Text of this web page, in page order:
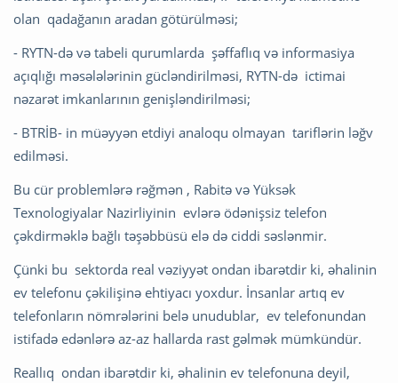
olan qadağanın aradan götürülməsi;
- RYTN-də və tabeli qurumlarda şəffaflıq və informasiya
açıqlığı məsələlərinin gücləndirilməsi, RYTN-də ictimai
nəzarət imkanlarının genişləndirilməsi;
- BTRİB- in müəyyən etdiyi analoqu olmayan tariflərin ləğv
edilməsi.
Bu cür problemlərə rəğmən , Rabitə və Yüksək
Texnologiyalar Nazirliyinin evlərə ödənişsiz telefon
çəkdirməklə bağlı təşəbbüsü elə də ciddi səslənmir.
Çünki bu sektorda real vəziyyət ondan ibarətdir ki, əhalinin
ev telefonu çəkilişinə ehtiyacı yoxdur. İnsanlar artıq ev
telefonların nömrələrini belə unudublar, ev telefonundan
istifadə edənlərə az-az hallarda rast gəlmək mümkündür.
Reallıq ondan ibarətdir ki, əhalinin ev telefonuna deyil,